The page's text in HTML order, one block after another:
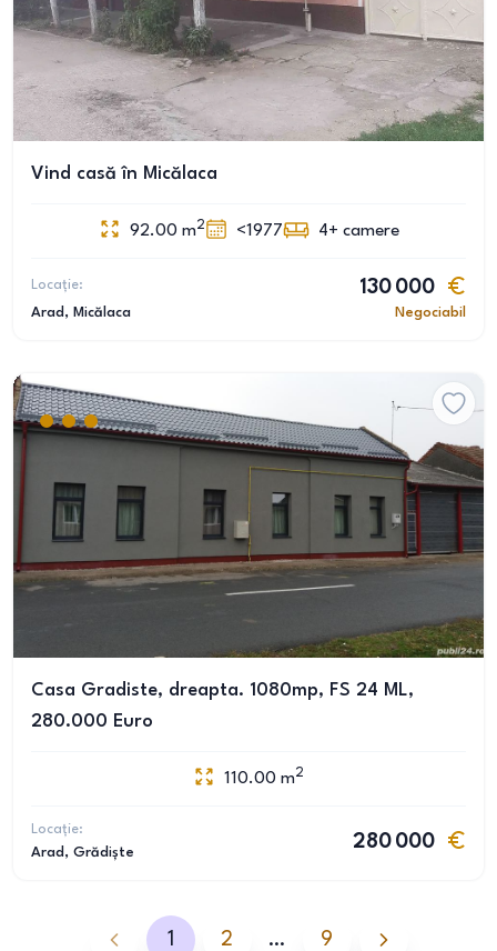
Vind casă în Micălaca
92.00 m2 <1977 4+ camere
Locație:
Arad , Micălaca
130 000
Negociabil
Casa Gradiste, dreapta. 1080mp, FS 24 ML,
280.000 Euro
110.00 m2
Locație:
Arad , Grădiște
280 000
1 2 … 9